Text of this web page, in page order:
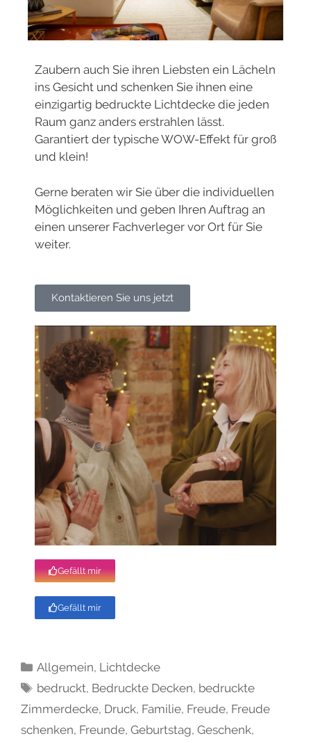
Zaubern auch Sie ihren Liebsten ein Lächeln
ins Gesicht und schenken Sie ihnen eine
einzigartig bedruckte Lichtdecke die jeden
Raum ganz anders erstrahlen lässt.
Garantiert der typische WOW-Effekt für groß
und klein!
Gerne beraten wir Sie über die individuellen
Möglichkeiten und geben Ihren Auftrag an
einen unserer Fachverleger vor Ort für Sie
weiter.
Kontaktieren Sie uns jetzt
Gefällt mir
Gefällt mir
Allgemein, Lichtdecke
bedruckt, Bedruckte Decken, bedruckte
Zimmerdecke, Druck, Familie, Freude, Freude
schenken, Freunde, Geburtstag, Geschenk,